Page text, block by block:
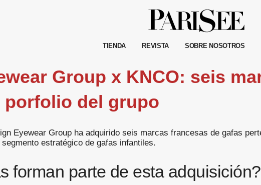
TIENDA REVISTA SOBRE NOSOTROS
Group x KNCO: seis
porfolio del grupo
Eyewear Group ha adquirido seis marcas francesas de gafas
estratégico de gafas infantiles.
forman parte de esta adquisición?